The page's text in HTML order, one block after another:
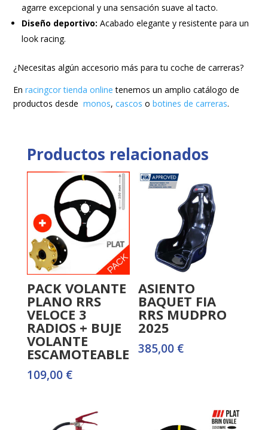
agarre excepcional y una sensación suave al tacto.
Diseño deportivo: Acabado elegante y resistente para un
look racing.
¿Necesitas algún accesorio más para tu coche de carreras?
Enracingcor tienda online tenemos un amplio catálogo de
productos desdemonos, cascos obotines de carreras.
Productos relacionados
PACK VOLANTE
PLANO RRS
VELOCE 3
RADIOS + BUJE
VOLANTE
ESCAMOTEABLE
109,00 €
ASIENTO
BAQUET FIA
RRS MUDPRO
2025
385,00 €